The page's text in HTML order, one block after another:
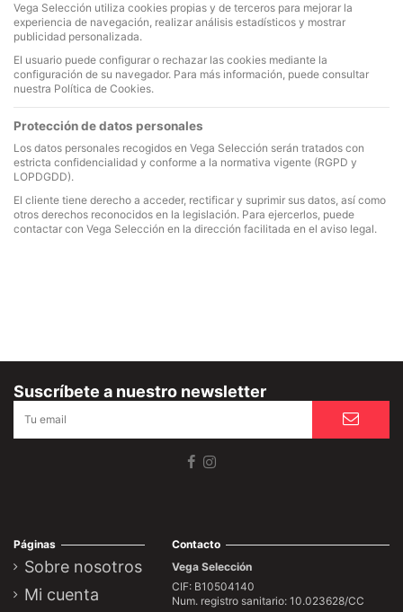
Vega Selección utiliza cookies propias y de terceros para mejorar la
experiencia de navegación, realizar análisis estadísticos y mostrar
publicidad personalizada.
El usuario puede configurar o rechazar las cookies mediante la
configuración de su navegador. Para más información, puede consultar
nuestra Política de Cookies.
Protección de datos personales
Los datos personales recogidos en Vega Selección serán tratados con
estricta confidencialidad y conforme a la normativa vigente (RGPD y
LOPDGDD).
El cliente tiene derecho a acceder, rectificar y suprimir sus datos, así como
otros derechos reconocidos en la legislación. Para ejercerlos, puede
contactar con Vega Selección en la dirección facilitada en el aviso legal.
Suscríbete a nuestro newsletter
Páginas
Sobre nosotros
Mi cuenta
Contacto
Vega Selección
CIF: B10504140
Num. registro sanitario: 10.023628/CC